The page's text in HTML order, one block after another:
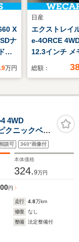
X
ナ
ア/
ニ
エ
リ
.9万円
日産
エクストレイ
e-4ORCE
12.3インチ メ
ナビ/インテリ
キ/シートヒー
モニター/車線
止支援システ
パイロット
総額：
4 4WD
クニックベン
モルトブラ
イビングモー
談可 360°画像付
本体価格
324.9万円
円
走行 4.8万km
修復
なし
整備
法定整備付